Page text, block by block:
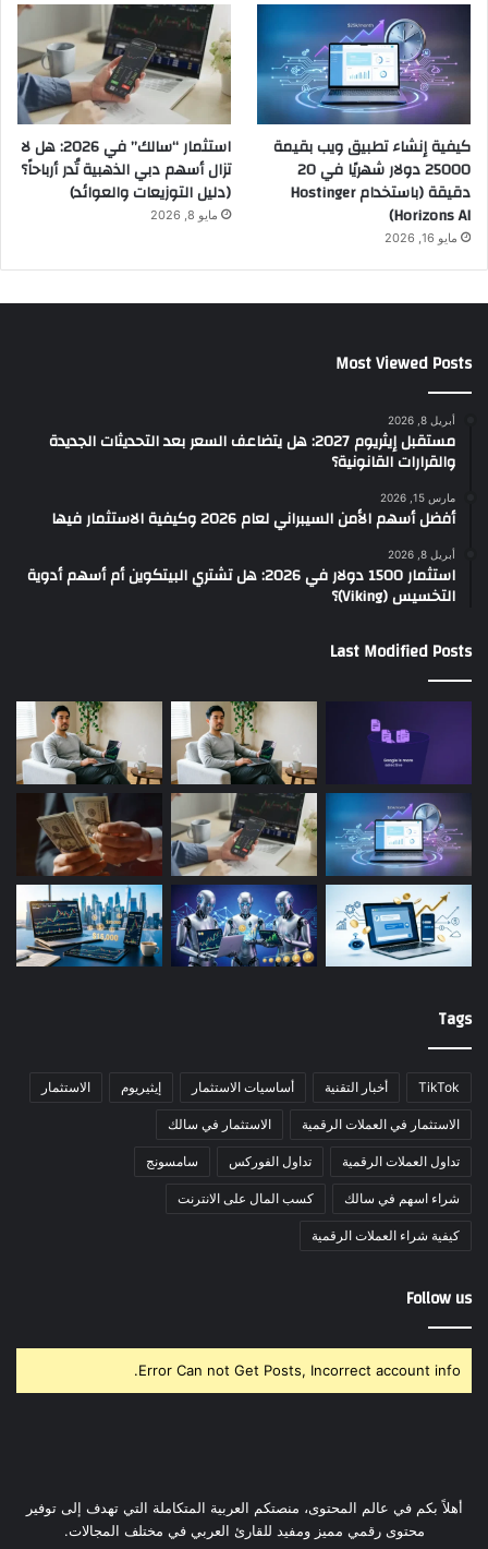
كيفية إنشاء تطبيق ويب بقيمة
25000 دولار شهريًا في 20
دقيقة (باستخدام Hostinger
Horizons AI)
مايو 16, 2026
استثمار “سالك” في 2026: هل لا
تزال أسهم دبي الذهبية تُدر أرباحاً؟
(دليل التوزيعات والعوائد)
مايو 8, 2026
Most Viewed Posts
أبريل 8, 2026
مستقبل إيثريوم 2027: هل يتضاعف السعر بعد التحديثات الجديدة
والقرارات القانونية؟
مارس 15, 2026
أفضل أسهم الأمن السيبراني لعام 2026 وكيفية الاستثمار فيها
أبريل 8, 2026
استثمار 1500 دولار في 2026: هل تشتري البيتكوين أم أسهم أدوية
التخسيس (Viking)؟
Last Modified Posts
Tags
TikTok أخبار التقنية أساسيات الاستثمار إيثيريوم الاستثمار
الاستثمار في العملات الرقمية الاستثمار في سالك
تداول العملات الرقمية تداول الفوركس سامسونج
شراء اسهم في سالك كسب المال على الانترنت
كيفية شراء العملات الرقمية
Follow us
Error Can not Get Posts, Incorrect account info.
أهلاً بكم في عالم المحتوى، منصتكم العربية المتكاملة التي تهدف إلى توفير
محتوى رقمي مميز ومفيد للقارئ العربي في مختلف المجالات.